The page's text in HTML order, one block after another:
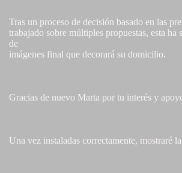
Tras un proceso de decisión basado en las
trabajado sobre múltiples propuestas, esta ha
de
imágenes final que decorará su domicilio.
Gracias de nuevo Marta por tu interés y
Una vez instaladas correctamente, mostraré